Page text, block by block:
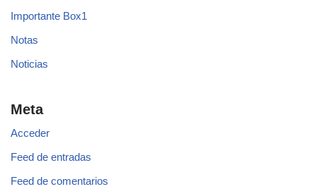
Importante Box1
Notas
Noticias
Meta
Acceder
Feed de entradas
Feed de comentarios